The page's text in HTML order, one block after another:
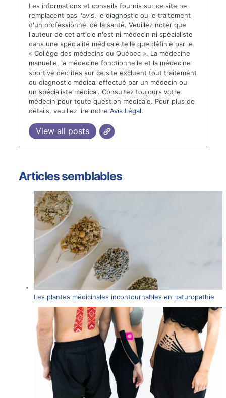
Les informations et conseils fournis sur ce site ne
remplacent pas l'avis, le diagnostic ou le traitement
d'un professionnel de la santé. Veuillez noter que
l'auteur de cet article n'est ni médecin ni spécialiste
dans une spécialité médicale telle que définie par le
« Collège des médecins du Québec ». La médecine
manuelle, la médecine fonctionnelle et la médecine
sportive décrites sur ce site excluent tout traitement
ou diagnostic médical effectué par un médecin ou
un spécialiste médical. Consultez toujours votre
médecin pour toute question médicale. Pour plus de
détails, veuillez lire notreAvis Légal.
View all posts
Articles semblables
Les plantes médicinales incontournables en naturopathie